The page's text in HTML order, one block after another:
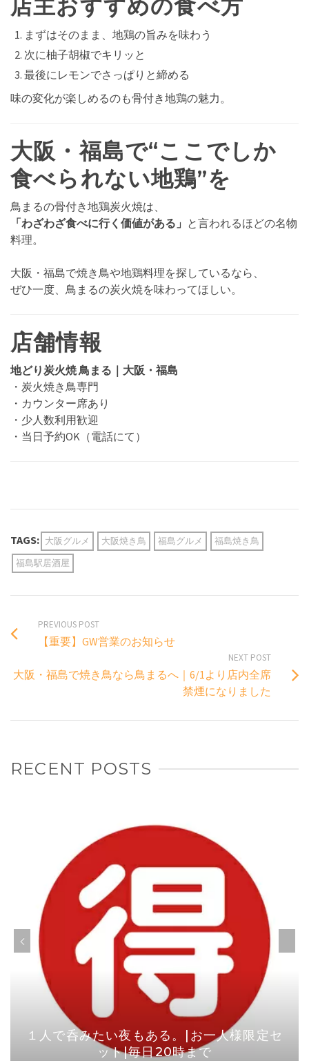
店主おすすめの食べ方
まずはそのまま、地鶏の旨みを味わう
次に柚子胡椒でキリッと
最後にレモンでさっぱりと締める
味の変化が楽しめるのも骨付き地鶏の魅力。
大阪・福島で“ここでしか
食べられない地鶏”を
鳥まるの骨付き地鶏炭火焼は、
「わざわざ食べに行く価値がある」 と言われるほどの名物
料理。
大阪・福島で焼き鳥や地鶏料理を探しているなら、
ぜひ一度、鳥まるの炭火焼を味わってほしい。
店舗情報
地どり炭火焼 鳥まる｜大阪・福島
・炭火焼き鳥専門
・カウンター席あり
・少人数利用歓迎
・当日予約OK（電話にて）
TAGS: 大阪グルメ 大阪焼き鳥 福島グルメ
福島焼き鳥
福島駅居酒屋
PREVIOUS POST
【重要】GW営業のお知らせ
NEXT POST
大阪・福島で焼き鳥なら鳥まるへ｜6/1より店内全席
禁煙になりました
RECENT POSTS
１人で呑みたい夜もある。|お一人様限定セ
ット|毎日20時まで